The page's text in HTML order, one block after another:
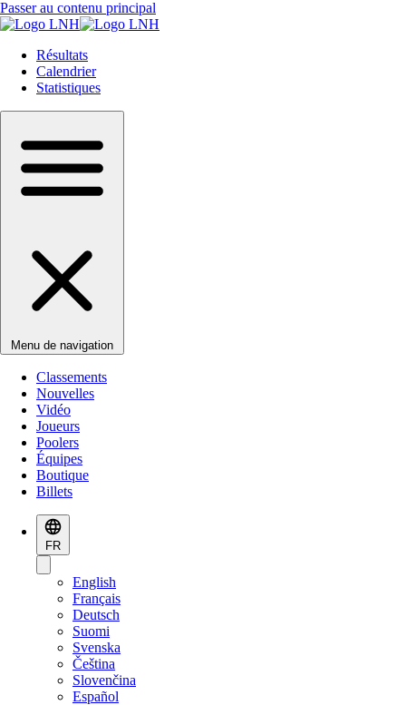
Passer au contenu principal
Résultats
Calendrier
Statistiques
Menu de navigation
Classements
Nouvelles
Vidéo
Joueurs
Poolers
Équipes
Boutique
Billets
FR
English
Français
Deutsch
Suomi
Svenska
Čeština
Slovenčina
Español